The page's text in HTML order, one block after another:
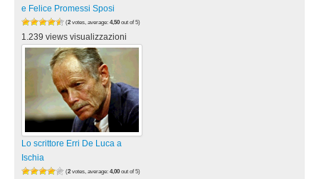
e Felice Promessi Sposi
(2 votes, average: 4,50 out of 5)
1.239 views visualizzazioni
Lo scrittore Erri De Luca a
Ischia
(2 votes, average: 4,00 out of 5)